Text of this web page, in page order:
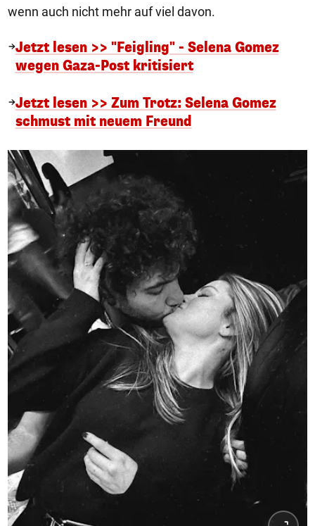
wenn auch nicht mehr auf viel davon.
Jetzt lesen >> "Feigling" - Selena Gomez
wegen Gaza-Post kritisiert
Jetzt lesen >> Zum Trotz: Selena Gomez
schmust mit neuem Freund